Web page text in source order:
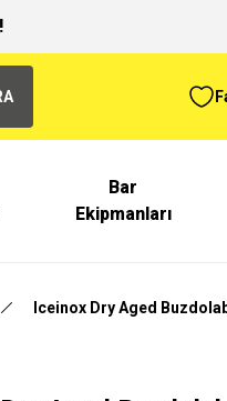
Bar
Ekipmanları
Iceinox Dry Aged